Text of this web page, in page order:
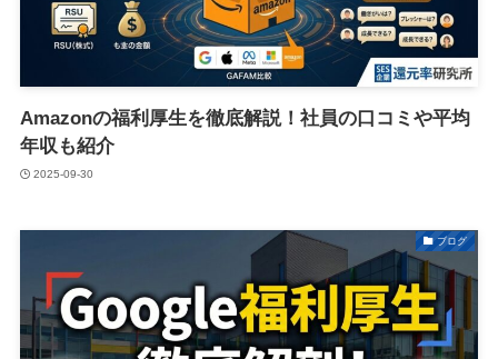
Amazonの福利厚生を徹底解説！社員の口コミや平均
年収も紹介
2025-09-30
ブログ